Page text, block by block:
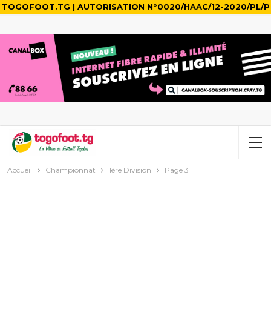
TOGOFOOT.TG | AUTORISATION N°0020/HAAC/12-2020/PL/P
Accueil Championnat 1ère Division Page 3